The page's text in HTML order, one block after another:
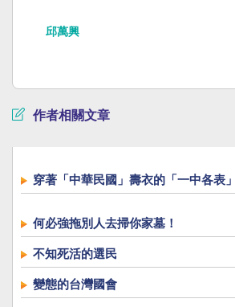
邱萬興
作者相關文章
穿著「中華民國」壽衣的「一中各表」
何必強拖別人去掃你家墓！
不知死活的選民
變態的台灣國會